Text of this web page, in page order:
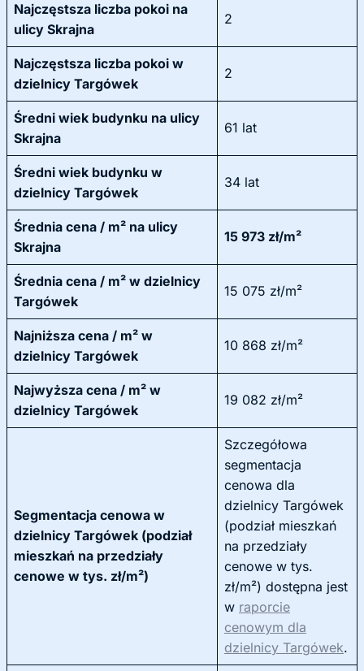
Najczęstsza liczba pokoi na
ulicy Skrajna
2
Najczęstsza liczba pokoi w
dzielnicy Targówek
2
Średni wiek budynku na ulicy
Skrajna
61 lat
Średni wiek budynku w
dzielnicy Targówek
34 lat
Średnia cena / m² na ulicy
Skrajna
15 973 zł/m²
Średnia cena / m² w dzielnicy
Targówek
15 075 zł/m²
Najniższa cena / m² w
dzielnicy Targówek
10 868 zł/m²
Najwyższa cena / m² w
dzielnicy Targówek
19 082 zł/m²
Segmentacja cenowa w
dzielnicy Targówek (podział
mieszkań na przedziały
cenowe w tys. zł/m²)
Szczegółowa
segmentacja
cenowa dla
dzielnicy Targówek
(podział mieszkań
na przedziały
cenowe w tys.
zł/m²) dostępna jest
w raporcie
cenowym dla
dzielnicy Targówek.